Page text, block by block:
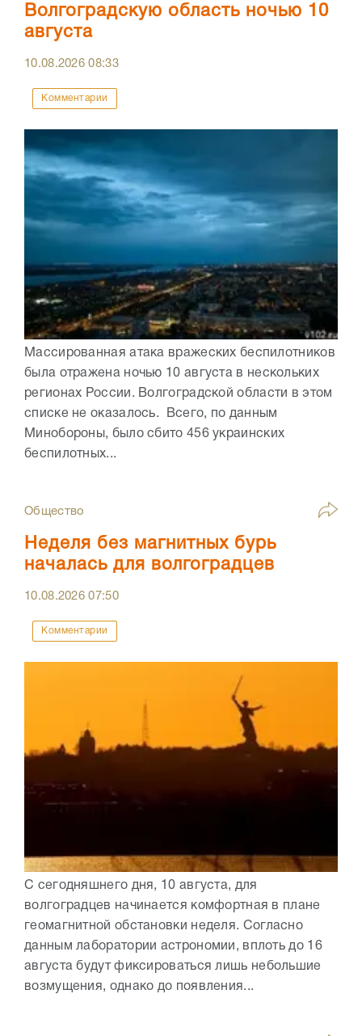
Волгоградскую область ночью 10
августа
10.08.202608:33
Комментарии
Массированная атака вражеских беспилотников
была отражена ночью 10 августа в нескольких
регионах России. Волгоградской области в этом
списке не оказалось. Всего, по данным
Минобороны, было сбито 456 украинских
беспилотных...
Общество
Неделя без магнитных бурь
началась для волгоградцев
10.08.202607:50
Комментарии
С сегодняшнего дня, 10 августа, для
волгоградцев начинается комфортная в плане
геомагнитной обстановки неделя. Согласно
данным лаборатории астрономии, вплоть до 16
августа будут фиксироваться лишь небольшие
возмущения, однако до появления...